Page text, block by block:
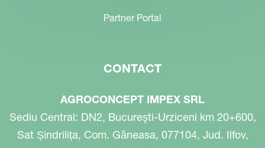
Partner Portal
CONTACT
AGROCONCEPT IMPEX SRL
Sediu Central: DN2, Bucureşti-Urziceni km 20+600,
Sat Șindrilița, Com. Găneasa, 077104, Jud. Ilfov,